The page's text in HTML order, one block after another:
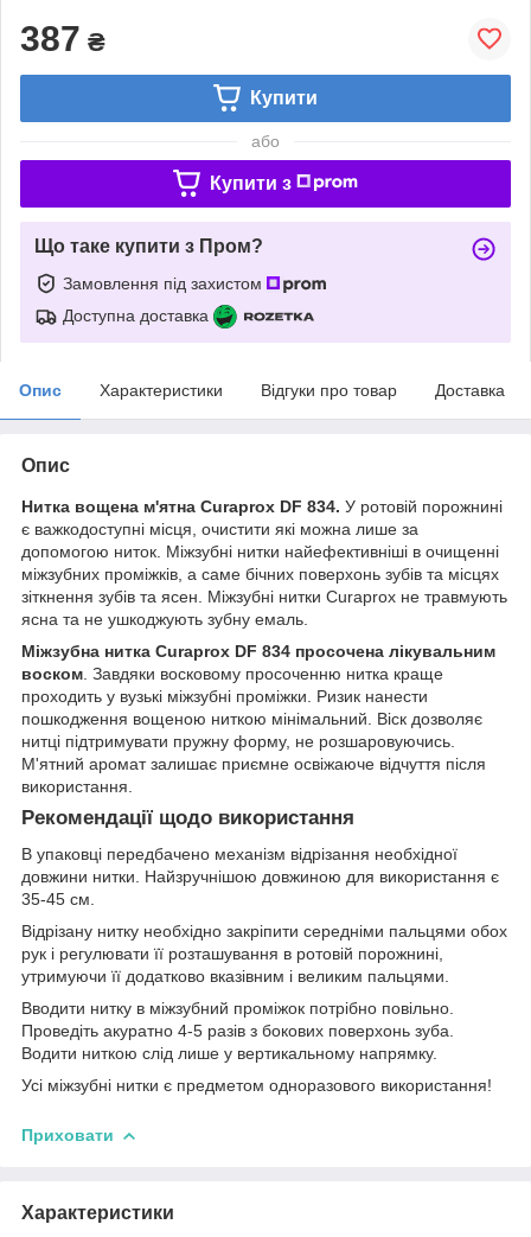
387 ₴
Купити
або
Купити з
Що таке купити з Пром?
Замовлення під захистом
Доступна доставка
Опис Характеристики Відгуки про товар Доставка
Опис
Нитка вощена м'ятна Curaprox DF 834. У ротовій порожнині
є важкодоступні місця, очистити які можна лише за
допомогою ниток. Міжзубні нитки найефективніші в очищенні
міжзубних проміжків, а саме бічних поверхонь зубів та місцях
зіткнення зубів та ясен. Міжзубні нитки Curaprox не травмують
ясна та не ушкоджують зубну емаль.
Міжзубна нитка Curaprox DF 834 просочена лікувальним
воском . Завдяки восковому просоченню нитка краще
проходить у вузькі міжзубні проміжки. Ризик нанести
пошкодження вощеною ниткою мінімальний. Віск дозволяє
нитці підтримувати пружну форму, не розшаровуючись.
М'ятний аромат залишає приємне освіжаюче відчуття після
використання.
Рекомендації щодо використання
В упаковці передбачено механізм відрізання необхідної
довжини нитки. Найзручнішою довжиною для використання є
35-45 см.
Відрізану нитку необхідно закріпити середніми пальцями обох
рук і регулювати її розташування в ротовій порожнині,
утримуючи її додатково вказівним і великим пальцями.
Вводити нитку в міжзубний проміжок потрібно повільно.
Проведіть акуратно 4-5 разів з бокових поверхонь зуба.
Водити ниткою слід лише у вертикальному напрямку.
Усі міжзубні нитки є предметом одноразового використання!
Приховати
Характеристики